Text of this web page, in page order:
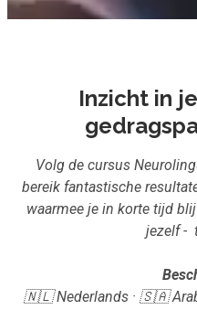
Inzicht in
Volg de cursus
bereik fantastische
waarmee je in korte tijd
jezelf -
🇳🇱 Nederlands · 🇸🇦